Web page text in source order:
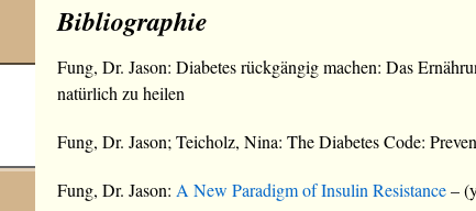
Bibliographie
Fung, Dr. Jason: Diabetes rückgängig machen: Das
natürlich zu heilen
Fung, Dr. Jason; Teicholz, Nina: The Diabetes Code:
Fung, Dr. Jason: A New Paradigm of Insulin Resistance–